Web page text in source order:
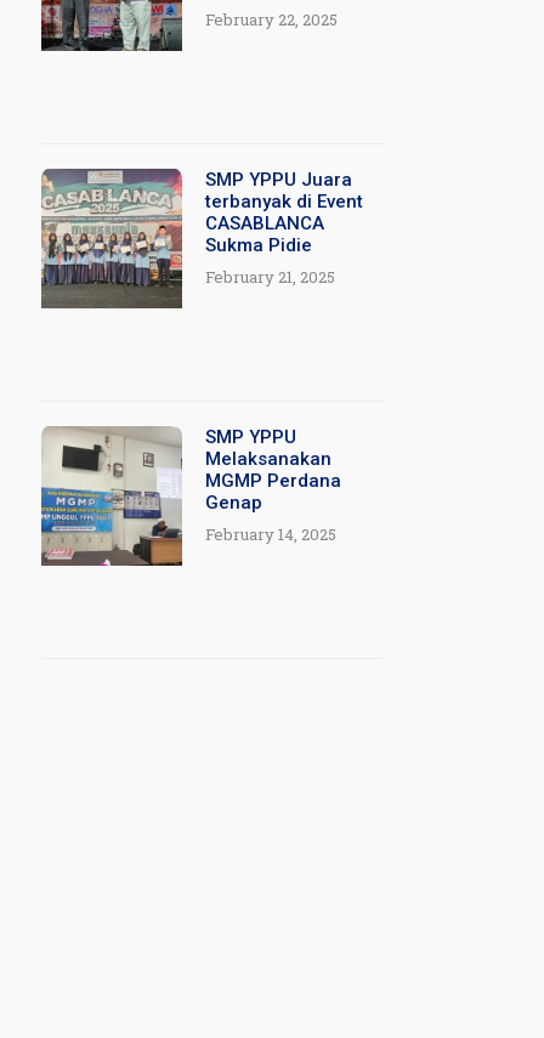
February 22, 2025
SMP YPPU Juara
terbanyak di Event
CASABLANCA
Sukma Pidie
February 21, 2025
SMP YPPU
Melaksanakan
MGMP Perdana
Genap
February 14, 2025